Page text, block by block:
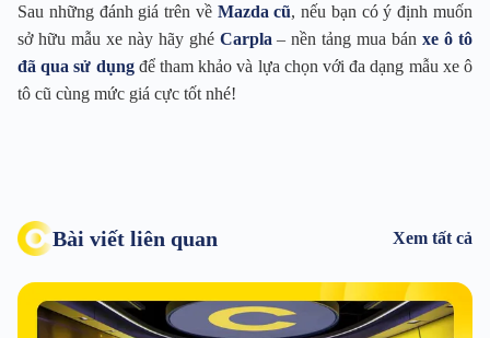
Sau những đánh giá trên về Mazda cũ, nếu bạn có ý định muốn
sở hữu mẫu xe này hãy ghé Carpla – nền tảng mua bánxe ô tô
đã qua sử dụngđể tham khảo và lựa chọn với đa dạng mẫu xe ô
tô cũ cùng mức giá cực tốt nhé!
Bài viết liên quan Xem tất cả